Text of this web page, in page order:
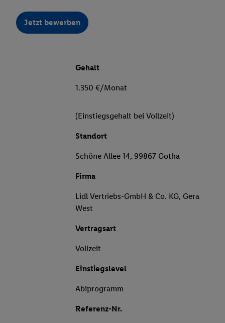
Jetzt bewerben
Gehalt
1.350 €/Monat
(Einstiegsgehalt bei Vollzeit)
Standort
Schöne Allee 14, 99867 Gotha
Firma
Lidl Vertriebs-GmbH & Co. KG, Gera
West
Vertragsart
Vollzeit
Einstiegslevel
Abiprogramm
Referenz-Nr.